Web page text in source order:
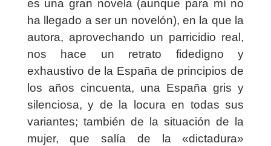
es una gran novela (aunque para mí no
ha llegado a ser un novelón), en la que la
autora, aprovechando un parricidio real,
nos hace un retrato fidedigno y
exhaustivo de la España de principios de
los años cincuenta, una España gris y
silenciosa, y de la locura en todas sus
variantes; también de la situación de la
mujer, que salía de la «dictadura»